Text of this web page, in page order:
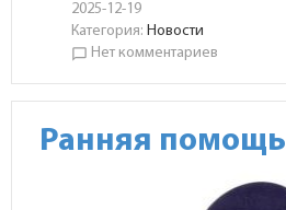
2025-12-19
Категория:Новости
chat_bubble_outline Нет комментариев
Ранняя помощь